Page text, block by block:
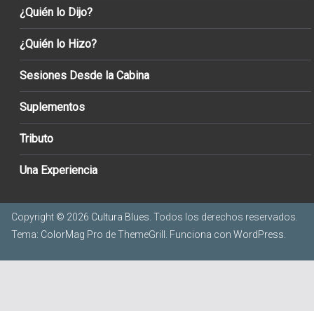
¿Quién lo Dijo?
¿Quién lo Hizo?
Sesiones Desde la Cabina
Suplementos
Tributo
Una Experiencia
Copyright © 2026 Cultura Blues . Todos los derechos reservados.
Tema: ColorMag Pro de ThemeGrill. Funciona con WordPress